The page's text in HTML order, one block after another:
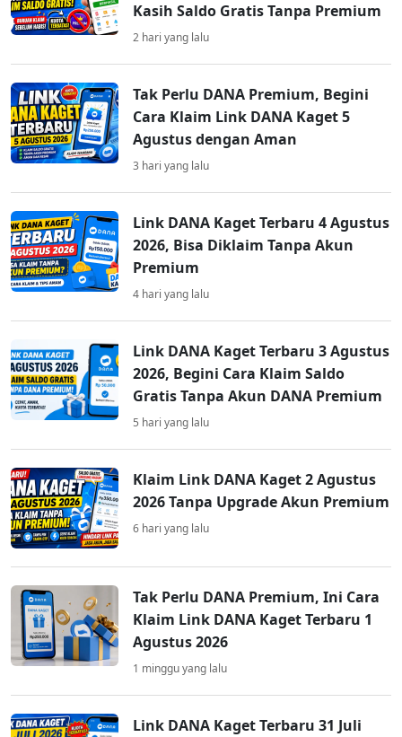
Kasih Saldo Gratis Tanpa Premium
2 hari yang lalu
Tak Perlu DANA Premium, Begini
Cara Klaim Link DANA Kaget 5
Agustus dengan Aman
3 hari yang lalu
Link DANA Kaget Terbaru 4 Agustus
2026, Bisa Diklaim Tanpa Akun
Premium
4 hari yang lalu
Link DANA Kaget Terbaru 3 Agustus
2026, Begini Cara Klaim Saldo
Gratis Tanpa Akun DANA Premium
5 hari yang lalu
Klaim Link DANA Kaget 2 Agustus
2026 Tanpa Upgrade Akun Premium
6 hari yang lalu
Tak Perlu DANA Premium, Ini Cara
Klaim Link DANA Kaget Terbaru 1
Agustus 2026
1 minggu yang lalu
Link DANA Kaget Terbaru 31 Juli